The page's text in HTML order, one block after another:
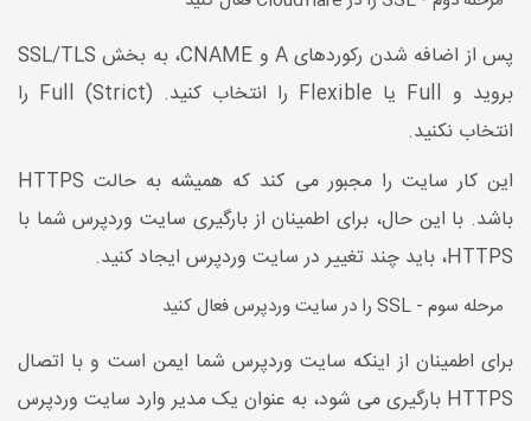
پس از اضافه شدن رکوردهای A و CNAME، به بخش SSL/TLS
بروید و Full یا Flexible را انتخاب کنید. Full (Strict) را
انتخاب نکنید.
این کار سایت را مجبور می کند که همیشه به حالت HTTPS
باشد. با این حال، برای اطمینان از بارگیری سایت وردپرس شما با
HTTPS، باید چند تغییر در سایت وردپرس ایجاد کنید.
مرحله سوم - SSL را در سایت وردپرس فعال کنید
برای اطمینان از اینکه سایت وردپرس شما ایمن است و با اتصال
HTTPS بارگیری می شود، به عنوان یک مدیر وارد سایت وردپرس